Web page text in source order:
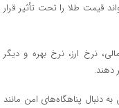
قیمت طلا را تحت تأثیر قرار
نرخ ارز، نرخ بهره و دیگر
دهند.
دنبال پناهگاه‌های امن مانند